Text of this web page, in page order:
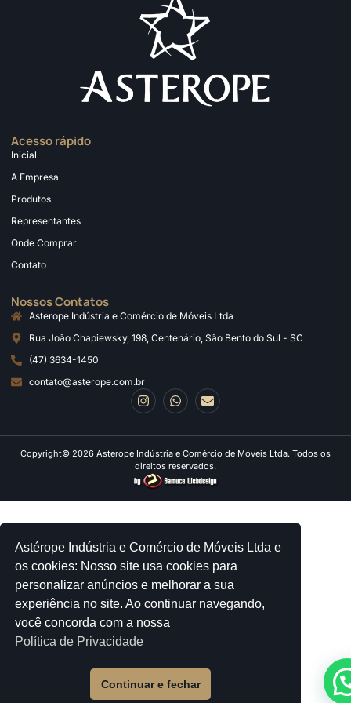
Acesso rápido
Inicial
A Empresa
Produtos
Representantes
Onde Comprar
Contato
Nossos Contatos
Asterope Indústria e Comércio de Móveis Ltda
Rua João Chapiewsky, 198, Centenário, São Bento do Sul - SC
(47) 3634-1450
contato@asterope.com.br
Copyright© 2026 Asterope Indústria e Comércio de Móveis Ltda. Todos os
direitos reservados.
Astérope Indústria e Comércio de Móveis Ltda e
os cookies: Nosso site usa cookies para
personalizar anúncios e melhorar a sua
experiência no site. Ao continuar navegando,
você concorda com a nossa
Política de Privacidade
Continuar e fechar